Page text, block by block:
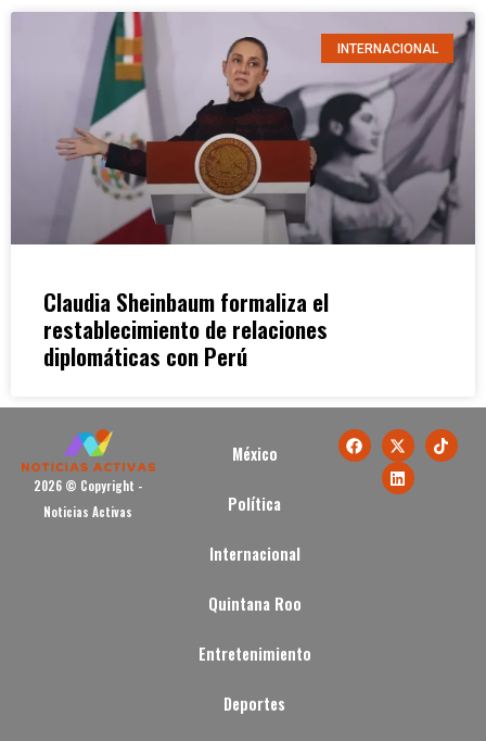
INTERNACIONAL
Claudia Sheinbaum formaliza el
restablecimiento de relaciones
diplomáticas con Perú
2026 © Copyright -
Noticias Activas
México
Política
Internacional
Quintana Roo
Entretenimiento
Deportes